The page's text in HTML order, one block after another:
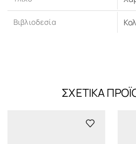
Βιβλιοδεσία
ΣΧΕΤΙΚΆ